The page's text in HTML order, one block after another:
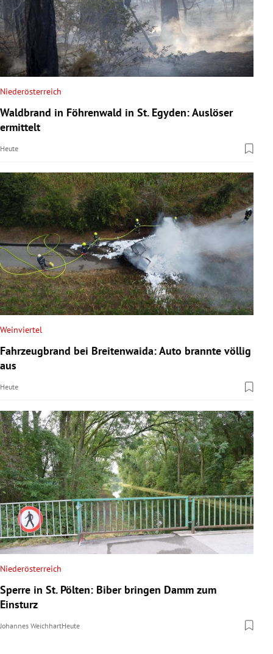
Niederösterreich
Waldbrand in Föhrenwald in St. Egyden: Auslöser
ermittelt
Heute
Weinviertel
Fahrzeugbrand bei Breitenwaida: Auto brannte völlig
aus
Heute
Niederösterreich
Sperre in St. Pölten: Biber bringen Damm zum
Einsturz
Johannes WeichhartHeute